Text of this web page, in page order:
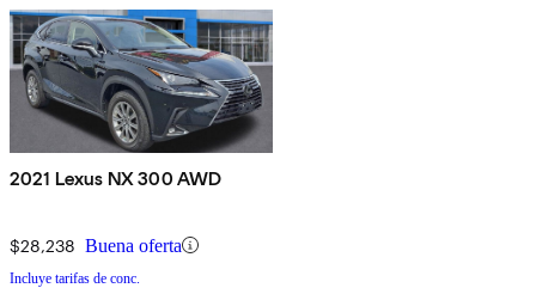
2021 Lexus NX 300 AWD
$28,238 Buena oferta
Incluye tarifas de conc.